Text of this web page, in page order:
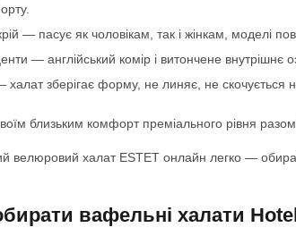
— пасує як чоловікам, так і жінкам, моделі
— англійський комір і витончене внутрішнє
халат зберігає форму, не линяє, не скочується
близьким комфорт преміального рівня
велюровий халат ESTET онлайн легко —
вафельні халати